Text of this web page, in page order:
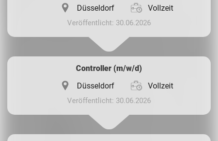
Düsseldorf
Vollzeit
Veröffentlicht: 30.06.2026
Controller (m/w/d)
Düsseldorf
Vollzeit
Veröffentlicht: 30.06.2026